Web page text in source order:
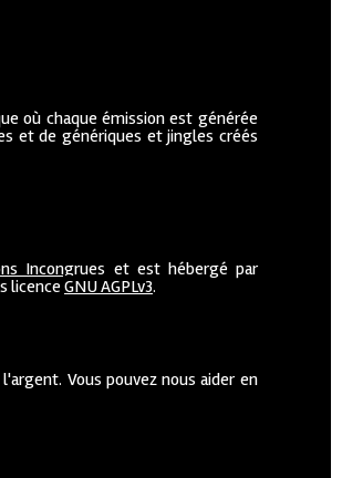
où chaque émission est générée
et de génériques et jingles créés
Incongrues et est hébergé par
licenceGNU AGPLv3.
Vous pouvez nous aider en